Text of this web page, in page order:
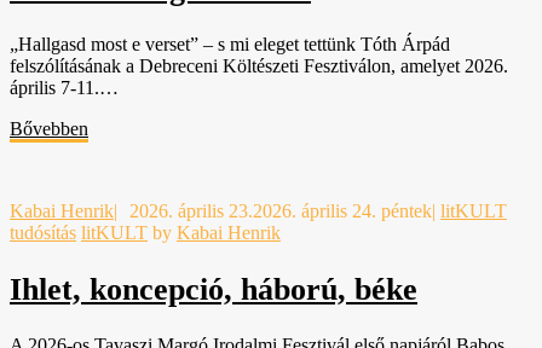
„Hallgasd most e verset” – s mi eleget tettünk Tóth Árpád
felszólításának a Debreceni Költészeti Fesztiválon, amelyet 2026.
április 7-11.…
Bővebben
Kabai Henrik| 2026. április 23.2026. április 24. péntek| litKULT
tudósítás litKULT by Kabai Henrik
Ihlet, koncepció, háború, béke